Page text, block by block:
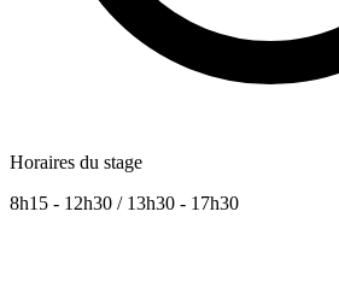
Horaires du stage
8h15 - 12h30 / 13h30 - 17h30